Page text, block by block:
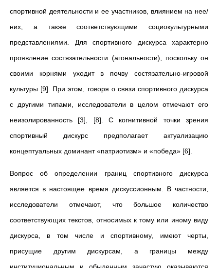
спортивной деятельности и ее участников, влиянием на нее/
них, а также соответствующими социокультурными
представлениями. Для спортивного дискурса характерно
проявление состязательности (агональности), поскольку он
своими корнями уходит в почву состязательно-игровой
культуры [9]. При этом, говоря о связи спортивного дискурса
с другими типами, исследователи в целом отмечают его
неизолированность [3], [8]. С когнитивной точки зрения
спортивный дискурс предполагает актуализацию
концептуальных доминант «патриотизм» и «победа» [6].
Вопрос об определении границ спортивного дискурса
является в настоящее время дискуссионным. В частности,
исследователи отмечают, что большое количество
соответствующих текстов, относимых к тому или иному виду
дискурса, в том числе и спортивному, имеют черты,
присущие другим дискурсам, а границы между